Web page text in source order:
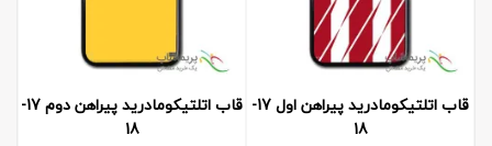
قاب اتلتیکومادرید پیراهن اول 17-
18
قاب اتلتیکومادرید پیراهن دوم 17-
18